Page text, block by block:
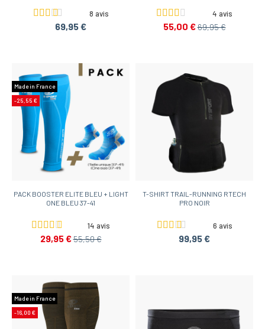
8 avis
69,95 €
4 avis
55,00 €69,95 €
Made in France
-25,55 €
PACK BOOSTER ELITE BLEU + LIGHT
ONE BLEU 37-41
14 avis
29,95 €55,50 €
T-SHIRT TRAIL-RUNNING RTECH
PRO NOIR
6 avis
99,95 €
Made in France
-16,00 €